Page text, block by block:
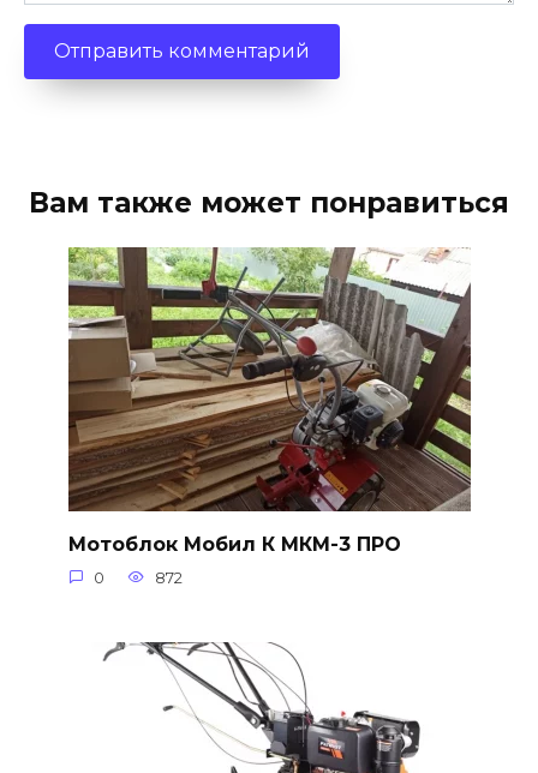
Вам также может понравиться
Мотоблок Мобил К МКМ-3 ПРО
0 872